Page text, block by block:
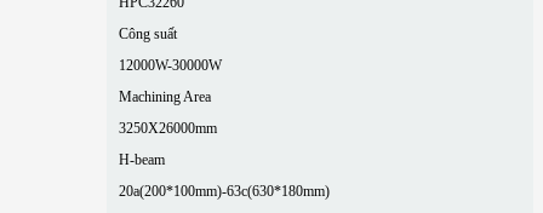
Công suất
12000W-30000W
Machining Area
3250X26000mm
H-beam
20a(200*100mm)-63c(630*180mm)